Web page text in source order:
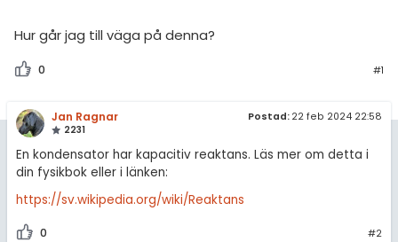
Hur går jag till väga på denna?
0 #1
Jan Ragnar
2231
Postad: 22 feb 2024 22:58
En kondensator har kapacitiv reaktans. Läs mer om detta i
din fysikbok eller i länken:
https://sv.wikipedia.org/wiki/Reaktans
0 #2
Allmänna diskussioner
Topplistor
Regler
För lärare
språk
ämnen
diskussioner